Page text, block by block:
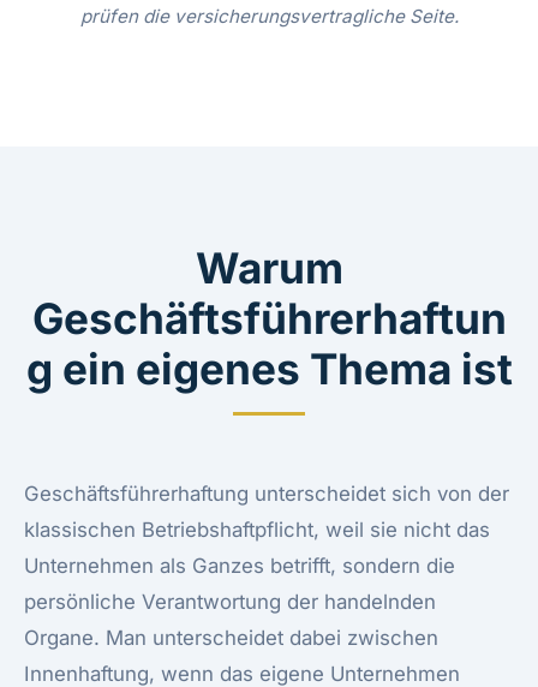
prüfen die versicherungsvertragliche Seite.
Warum
Geschäftsführerhaftun
g ein eigenes Thema ist
Geschäftsführerhaftung unterscheidet sich von der
klassischen Betriebshaftpflicht, weil sie nicht das
Unternehmen als Ganzes betrifft, sondern die
persönliche Verantwortung der handelnden
Organe. Man unterscheidet dabei zwischen
Innenhaftung, wenn das eigene Unternehmen